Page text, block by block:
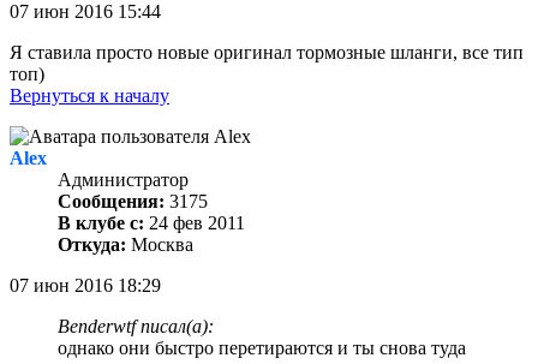
07 июн 2016 15:44
Я ставила просто новые оригинал тормозные шланги, все тип
топ)
Вернуться к началу
Alex
Администратор
Сообщения: 3175
В клубе с: 24 фев 2011
Откуда: Москва
07 июн 2016 18:29
Benderwtf писал(а):
однако они быстро перетираются и ты снова туда